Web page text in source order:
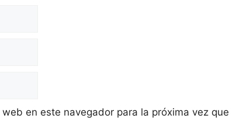
en este navegador para la próxima vez que